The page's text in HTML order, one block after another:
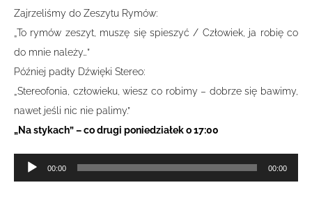
Zajrzeliśmy do Zeszytu Rymów:
„To rymów zeszyt, muszę się spieszyć / Człowiek, ja robię co
do mnie należy…”
Później padły Dźwięki Stereo:
„Stereofonia, człowieku, wiesz co robimy – dobrze się bawimy,
nawet jeśli nic nie palimy.”
„Na stykach” – co drugi poniedziałek o 17:00
Odtwarzacz
plików
00:00 00:00